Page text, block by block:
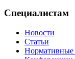
Специалистам
Новости
Статьи
Нормативные